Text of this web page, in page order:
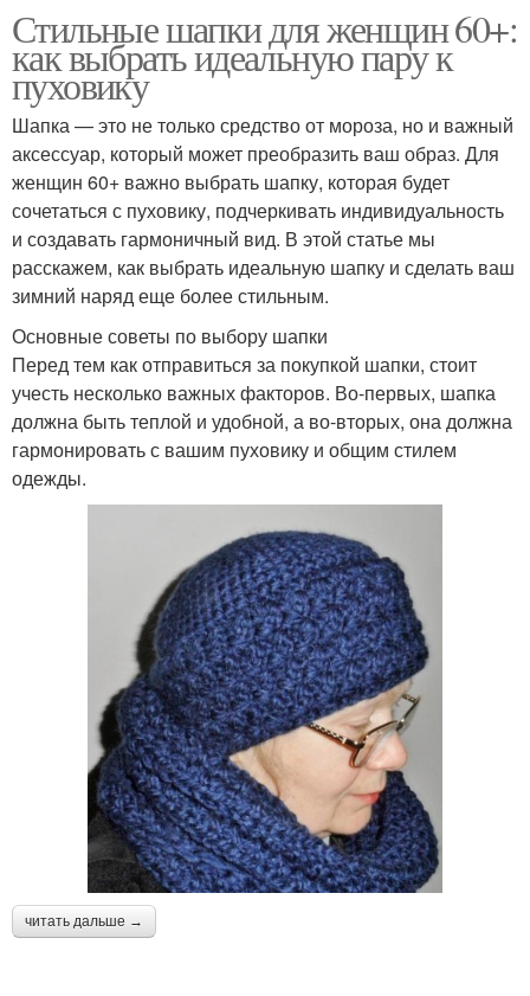
Стильные шапки для женщин 60+:
как выбрать идеальную пару к
пуховику
Шапка — это не только средство от мороза, но и важный
аксессуар, который может преобразить ваш образ. Для
женщин 60+ важно выбрать шапку, которая будет
сочетаться с пуховику, подчеркивать индивидуальность
и создавать гармоничный вид. В этой статье мы
расскажем, как выбрать идеальную шапку и сделать ваш
зимний наряд еще более стильным.
Основные советы по выбору шапки
Перед тем как отправиться за покупкой шапки, стоит
учесть несколько важных факторов. Во-первых, шапка
должна быть теплой и удобной, а во-вторых, она должна
гармонировать с вашим пуховику и общим стилем
одежды.
читать дальше →